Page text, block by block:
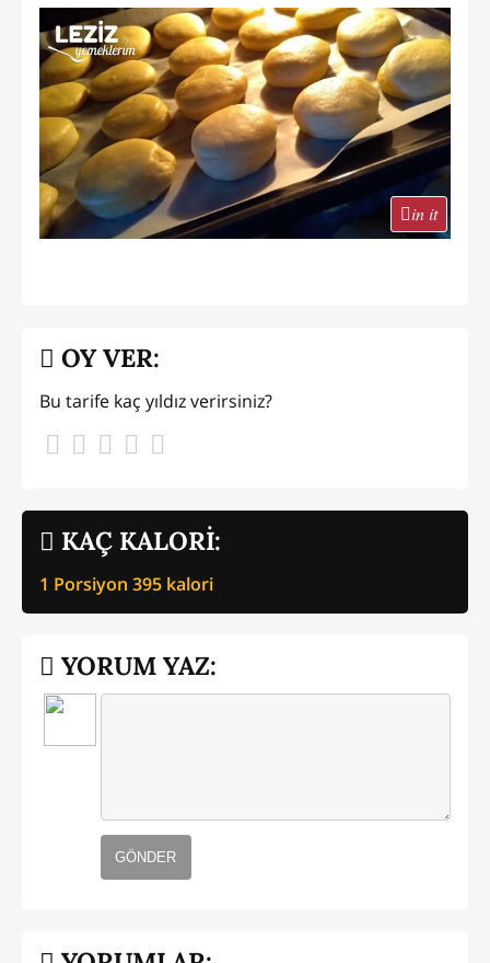
in it
KAÇ KALORİ:
1 Porsiyon 395 kalori
OY VER:
Bu tarife kaç yıldız verirsiniz?
YORUM YAZ:
GÖNDER